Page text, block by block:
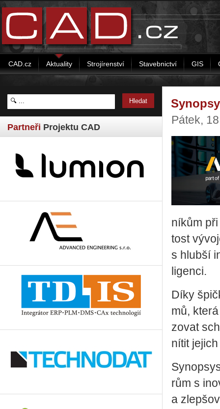
CAD.cz Aktuality Strojírenství Stavebnictví GIS
Partneři Projektu CAD
Pátek,
ní­kům
tost
s hlub­ší
li­gen­ci.
Díky
mů,
zo­vat
ní­tit
rům s
a